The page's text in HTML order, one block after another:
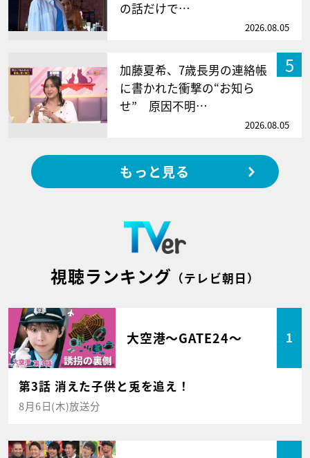
の話だけで…
2026.08.05
5
加藤夏希、7歳長男の連絡帳
に書かれた衝撃の“お知ら
せ” 原因不明…
2026.08.05
もっと見る
視聴ランキング （テレビ朝日）
大空港～GATE24～ 1
第3話 消えた子供と兎を追え！
8月6日(木)放送分